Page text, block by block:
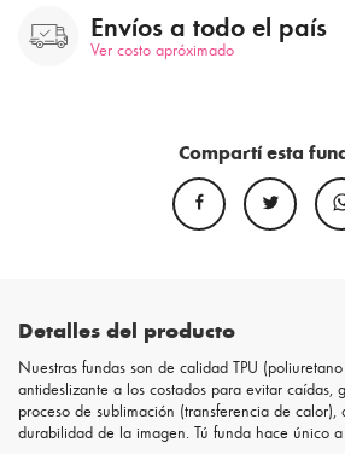
Envíos a todo el país
Ver costo apróximado
Compartí esta
Detalles del producto
Nuestras fundas son de calidad TPU
antideslizante a los costados para evitar caídas,
proceso de sublimación (transferencia de
durabilidad de la imagen. Tú funda hace único